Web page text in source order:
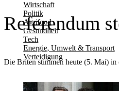
Wirtschaft
Politik
Agrifood
Gesundheit
Tech
Energie, Umwelt & Transport
Verteidigung
Referendum
Die Briten stimmen heute (5. Mai) in